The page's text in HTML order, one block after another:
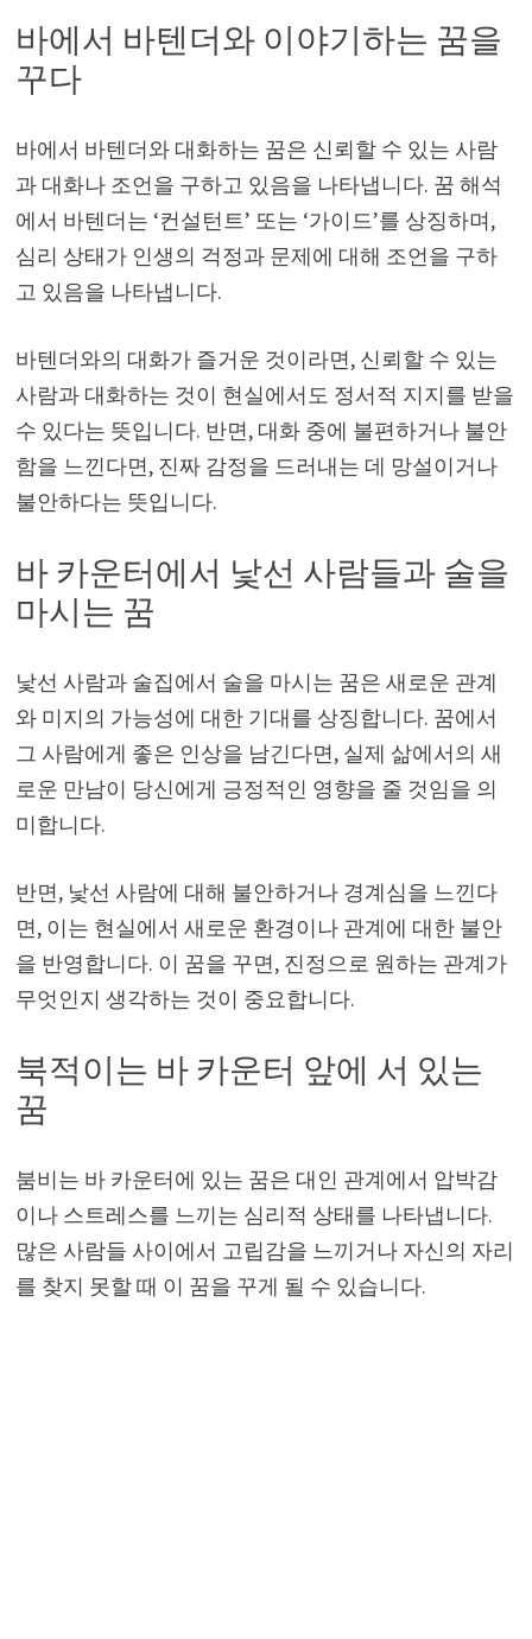
바에서 바텐더와 이야기하는 꿈을
꾸다
바에서 바텐더와 대화하는 꿈은 신뢰할 수 있는 사람
과 대화나 조언을 구하고 있음을 나타냅니다. 꿈 해석
에서 바텐더는 ‘컨설턴트’ 또는 ‘가이드’를 상징하며,
심리 상태가 인생의 걱정과 문제에 대해 조언을 구하
고 있음을 나타냅니다.
바텐더와의 대화가 즐거운 것이라면, 신뢰할 수 있는
사람과 대화하는 것이 현실에서도 정서적 지지를 받을
수 있다는 뜻입니다. 반면, 대화 중에 불편하거나 불안
함을 느낀다면, 진짜 감정을 드러내는 데 망설이거나
불안하다는 뜻입니다.
바 카운터에서 낯선 사람들과 술을
마시는 꿈
낯선 사람과 술집에서 술을 마시는 꿈은 새로운 관계
와 미지의 가능성에 대한 기대를 상징합니다. 꿈에서
그 사람에게 좋은 인상을 남긴다면, 실제 삶에서의 새
로운 만남이 당신에게 긍정적인 영향을 줄 것임을 의
미합니다.
반면, 낯선 사람에 대해 불안하거나 경계심을 느낀다
면, 이는 현실에서 새로운 환경이나 관계에 대한 불안
을 반영합니다. 이 꿈을 꾸면, 진정으로 원하는 관계가
무엇인지 생각하는 것이 중요합니다.
북적이는 바 카운터 앞에 서 있는
꿈
붐비는 바 카운터에 있는 꿈은 대인 관계에서 압박감
이나 스트레스를 느끼는 심리적 상태를 나타냅니다.
많은 사람들 사이에서 고립감을 느끼거나 자신의 자리
를 찾지 못할 때 이 꿈을 꾸게 될 수 있습니다.